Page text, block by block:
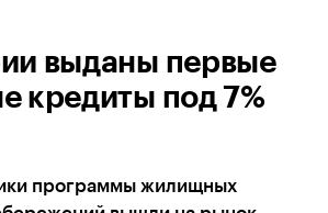
выданы первые
кредиты под 7%
программы жилищных